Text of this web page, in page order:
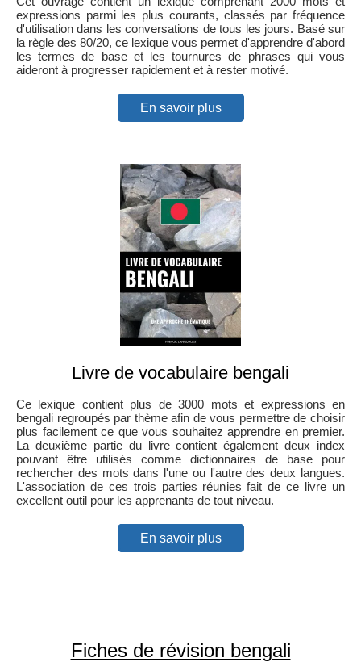
expressions parmi les plus courants, classés par fréquence
d'utilisation dans les conversations de tous les jours. Basé sur
la règle des 80/20, ce lexique vous permet d'apprendre d'abord
les termes de base et les tournures de phrases qui vous
aideront à progresser rapidement et à rester motivé.
En savoir plus
Livre de vocabulaire bengali
Ce lexique contient plus de 3000 mots et expressions en
bengali regroupés par thème afin de vous permettre de choisir
plus facilement ce que vous souhaitez apprendre en premier.
La deuxième partie du livre contient également deux index
pouvant être utilisés comme dictionnaires de base pour
rechercher des mots dans l'une ou l'autre des deux langues.
L'association de ces trois parties réunies fait de ce livre un
excellent outil pour les apprenants de tout niveau.
En savoir plus
Fiches de révision bengali